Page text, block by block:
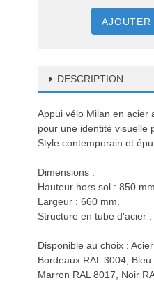
AJOUTER
DESCRIPTION
Appui vélo Milan en acier
pour une identité visuelle
Style contemporain et
Dimensions :
Hauteur hors sol : 850 mm.
Largeur : 660 mm.
Structure en tube d'acier :
Disponible au choix :
Bordeaux RAL 3004, Bleu
Marron RAL 8017, Noir